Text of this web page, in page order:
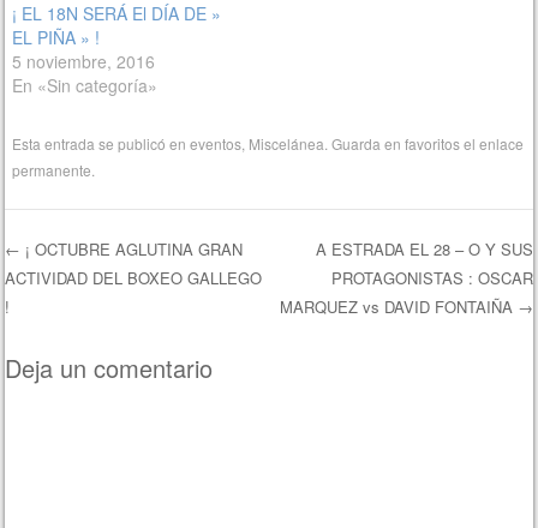
¡ EL 18N SERÁ El DÍA DE »
EL PIÑA » !
5 noviembre, 2016
En «Sin categoría»
Esta entrada se publicó eneventos Miscelánea . Guarda en favoritos elenlace
permanente
Navegación de entradas
← ¡ OCTUBRE AGLUTINA GRAN
ACTIVIDAD DEL BOXEO GALLEGO
!
A ESTRADA EL 28 – O Y SUS
PROTAGONISTAS : OSCAR
MARQUEZ vs DAVID FONTAIÑA →
Deja un comentario